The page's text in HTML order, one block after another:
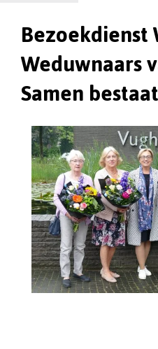
Weduwnaars
Samen